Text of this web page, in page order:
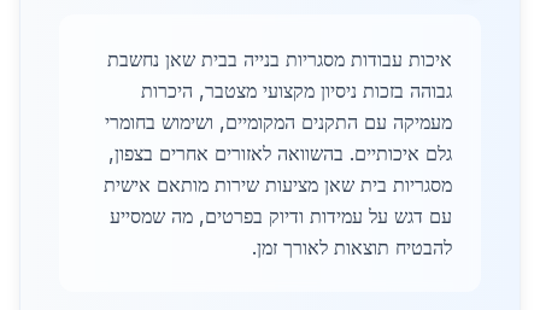
איכות עבודות מסגריות בנייה בבית שאן נחשבת
גבוהה בזכות ניסיון מקצועי מצטבר, היכרות
מעמיקה עם התקנים המקומיים, ושימוש בחומרי
גלם איכותיים. בהשוואה לאזורים אחרים בצפון,
מסגריות בית שאן מציעות שירות מותאם אישית
עם דגש על עמידות ודיוק בפרטים, מה שמסייע
להבטיח תוצאות לאורך זמן.